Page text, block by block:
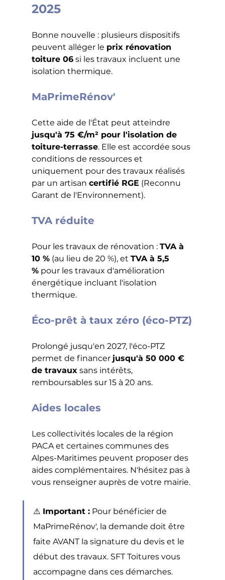
2025
Bonne nouvelle : plusieurs dispositifs
peuvent alléger le prix rénovation
toiture 06 si les travaux incluent une
isolation thermique.
MaPrimeRénov'
Cette aide de l'État peut atteindre
jusqu'à 75 €/m² pour l'isolation de
toiture-terrasse. Elle est accordée sous
conditions de ressources et
uniquement pour des travaux réalisés
par un artisan certifié RGE (Reconnu
Garant de l'Environnement).
TVA réduite
Pour les travaux de rénovation : TVA à
10 % (au lieu de 20 %), et TVA à 5,5
% pour les travaux d'amélioration
énergétique incluant l'isolation
thermique.
Éco-prêt à taux zéro (éco-PTZ)
Prolongé jusqu'en 2027, l'éco-PTZ
permet de financer jusqu'à 50 000 €
de travaux sans intérêts,
remboursables sur 15 à 20 ans.
Aides locales
Les collectivités locales de la région
PACA et certaines communes des
Alpes-Maritimes peuvent proposer des
aides complémentaires. N'hésitez pas à
vous renseigner auprès de votre mairie.
⚠️ Important : Pour bénéficier de
MaPrimeRénov', la demande doit être
faite AVANT la signature du devis et le
début des travaux. SFT Toitures vous
accompagne dans ces démarches.